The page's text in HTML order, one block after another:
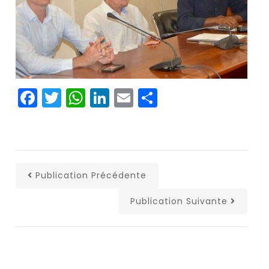
Facebook
Twitter
WhatsApp
LinkedIn
Email
Publication Précédente
Publication Suivante